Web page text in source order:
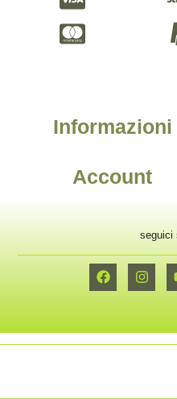
Informazioni
Account
seguici